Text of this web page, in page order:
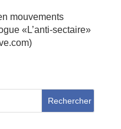
mouvements
«L’anti-sectaire»